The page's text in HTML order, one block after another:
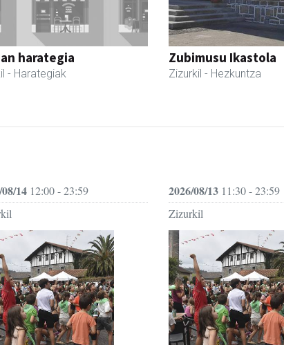
harategia
- Harategiak
Zubimusu Ikastola
Zizurkil - Hezkuntza
1412:00 - 23:59
2026/08/13 11:30 - 23:59
Zizurkil